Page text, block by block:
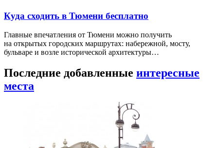
Куда сходить в Тюмени бесплатно
Главные впечатления от Тюмени можно получить
на открытых городских маршрутах: набережной, мосту,
бульваре и возле исторической архитектуры…
Последние добавленные интересные
места